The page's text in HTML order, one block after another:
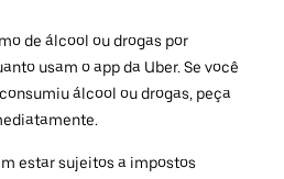
de álcool ou drogas por
usam o app da Uber. Se você
álcool ou drogas, peça
estar sujeitos a impostos